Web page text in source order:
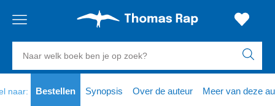
verzending
20
euro
23:59
volgende in
Zoeken
auteurs
naar: Bestellen Synopsis Over de auteur Meer van deze